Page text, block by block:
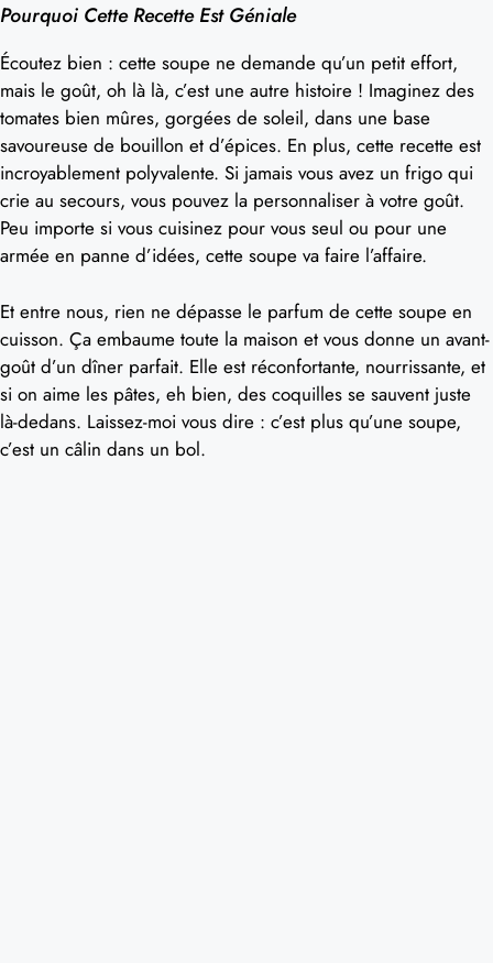
Pourquoi Cette Recette Est Géniale
Écoutez bien : cette soupe ne demande qu’un petit effort,
mais le goût, oh là là, c’est une autre histoire ! Imaginez des
tomates bien mûres, gorgées de soleil, dans une base
savoureuse de bouillon et d’épices. En plus, cette recette est
incroyablement polyvalente. Si jamais vous avez un frigo qui
crie au secours, vous pouvez la personnaliser à votre goût.
Peu importe si vous cuisinez pour vous seul ou pour une
armée en panne d’idées, cette soupe va faire l’affaire.
Et entre nous, rien ne dépasse le parfum de cette soupe en
cuisson. Ça embaume toute la maison et vous donne un avant-
goût d’un dîner parfait. Elle est réconfortante, nourrissante, et
si on aime les pâtes, eh bien, des coquilles se sauvent juste
là-dedans. Laissez-moi vous dire : c’est plus qu’une soupe,
c’est un câlin dans un bol.